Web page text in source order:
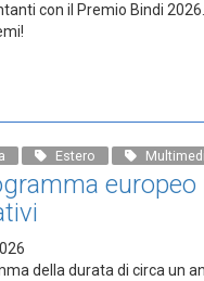
con il Premio Bindi
Estero
della durata di circa un